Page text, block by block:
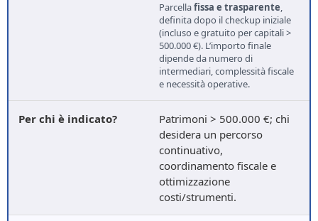
Parcellafissa e trasparente,
definita dopo il checkup iniziale
(incluso e gratuito per capitali >
500.000 €). L’importo finale
dipende da numero di
intermediari, complessità fiscale
e necessità operative.
Patrimoni > 500.000 €; chi
desidera un percorso
continuativo,
coordinamento fiscale e
ottimizzazione
costi/strumenti.